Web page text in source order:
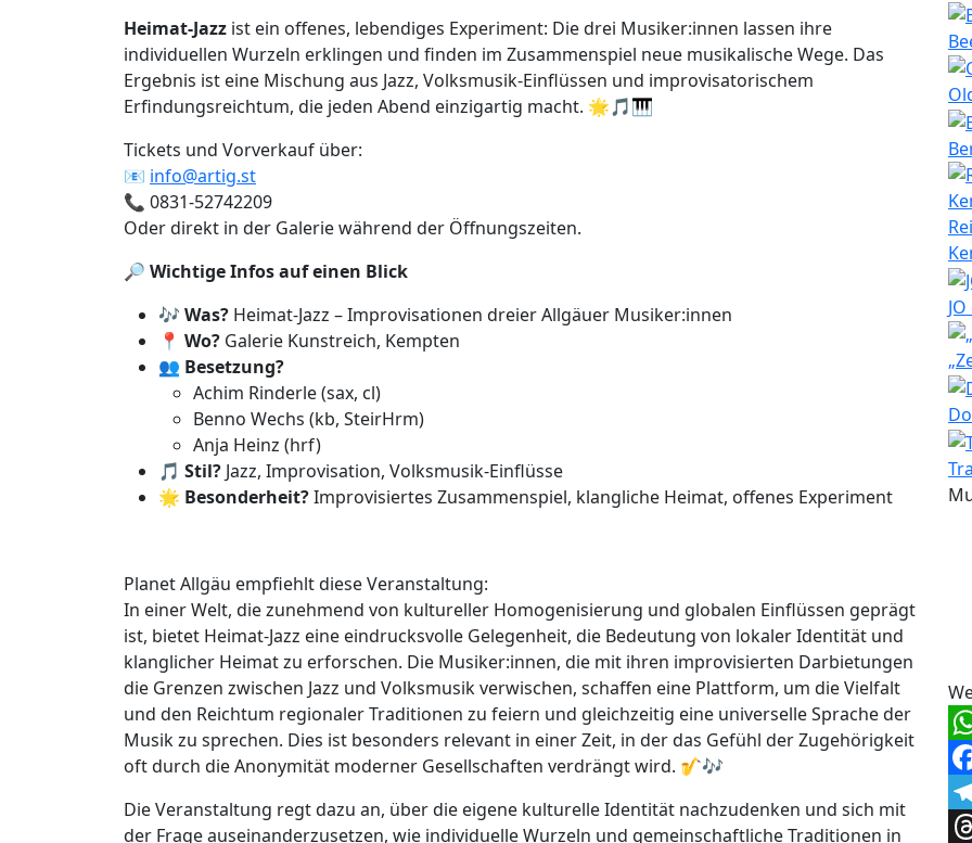
Heimat-Jazz ist ein offenes, lebendiges Experiment: Die drei Musiker:innen lassen ihre
individuellen Wurzeln erklingen und finden im Zusammenspiel neue musikalische Wege. Das
Ergebnis ist eine Mischung aus Jazz, Volksmusik-Einflüssen und improvisatorischem
Erfindungsreichtum, die jeden Abend einzigartig macht. 🌟🎵🎹
Tickets und Vorverkauf über:
📧 info@artig.st
📞 0831-52742209
Oder direkt in der Galerie während der Öffnungszeiten.
🔎 Wichtige Infos auf einen Blick
🎶 Was? Heimat-Jazz – Improvisationen dreier Allgäuer Musiker:innen
📍 Wo? Galerie Kunstreich, Kempten
👥 Besetzung?
Achim Rinderle (sax, cl)
Benno Wechs (kb, SteirHrm)
Anja Heinz (hrf)
🎵 Stil? Jazz, Improvisation, Volksmusik-Einflüsse
🌟 Besonderheit?Improvisiertes Zusammenspiel, klangliche Heimat, offenes Experiment
Planet Allgäu empfiehlt diese Veranstaltung:
In einer Welt, die zunehmend von kultureller Homogenisierung und globalen Einflüssen geprägt
ist, bietet Heimat-Jazz eine eindrucksvolle Gelegenheit, die Bedeutung von lokaler Identität und
klanglicher Heimat zu erforschen. Die Musiker:innen, die mit ihren improvisierten Darbietungen
die Grenzen zwischen Jazz und Volksmusik verwischen, schaffen eine Plattform, um die Vielfalt
und den Reichtum regionaler Traditionen zu feiern und gleichzeitig eine universelle Sprache der
Musik zu sprechen. Dies ist besonders relevant in einer Zeit, in der das Gefühl der Zugehörigkeit
oft durch die Anonymität moderner Gesellschaften verdrängt wird. 🎷🎶
Die Veranstaltung regt dazu an, über die eigene kulturelle Identität nachzudenken und sich mit
der Frage auseinanderzusetzen, wie individuelle Wurzeln und gemeinschaftliche Traditionen in